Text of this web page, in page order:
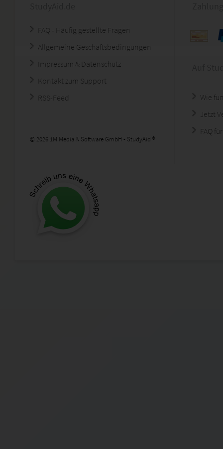
FAQ - Häufig gestellte Fragen
Allgemeine Geschäftsbedingungen
Impressum & Datenschutz
Kontakt zum Support
RSS-Feed
© 2026 1M Media & Software GmbH - StudyAid ®
Wie
Jetzt
FAQ